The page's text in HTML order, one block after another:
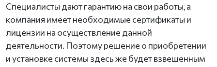
Специалисты дают гарантию на свои работы, а
компания имеет необходимые сертификаты и
лицензии на осуществление данной
деятельности. Поэтому решение о приобретении
и установке системы здесь же будет взвешенным